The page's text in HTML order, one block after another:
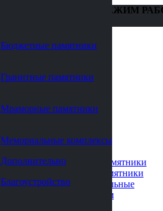
РЕЖИМ
Бюджетные памятники
Гранитные памятники
Вертикальные
Военным
Бюджетные памятники
Гранитные памятники
Мраморные памятники
Мемориальные комплексы
Дополнительно
Благоустройство